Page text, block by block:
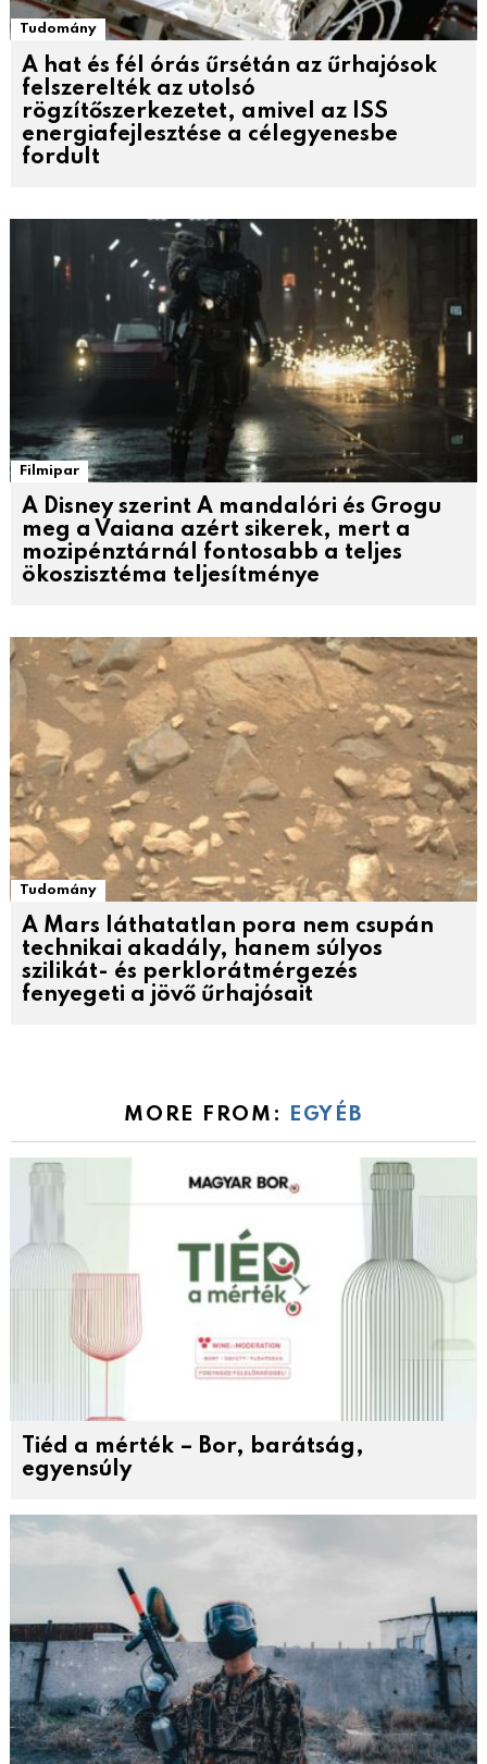
Tudomány
A hat és fél órás űrsétán az űrhajósok
felszerelték az utolsó
rögzítőszerkezetet, amivel az ISS
energiafejlesztése a célegyenesbe
fordult
Filmipar
A Disney szerint A mandalóri és Grogu
meg a Vaiana azért sikerek, mert a
mozipénztárnál fontosabb a teljes
ökoszisztéma teljesítménye
Tudomány
A Mars láthatatlan pora nem csupán
technikai akadály, hanem súlyos
szilikát- és perklorátmérgezés
fenyegeti a jövő űrhajósait
MORE FROM: EGYÉB
Tiéd a mérték – Bor, barátság,
egyensúly